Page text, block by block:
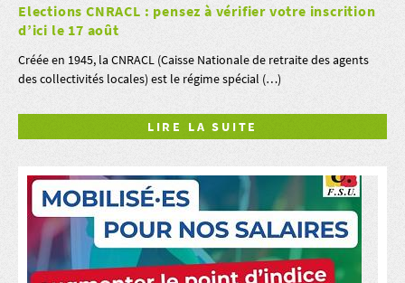
Elections CNRACL : pensez à vérifier votre inscrition
d’ici le 17 août
Créée en 1945, la CNRACL (Caisse Nationale de retraite des agents
des collectivités locales) est le régime spécial (…)
LIRE LA SUITE